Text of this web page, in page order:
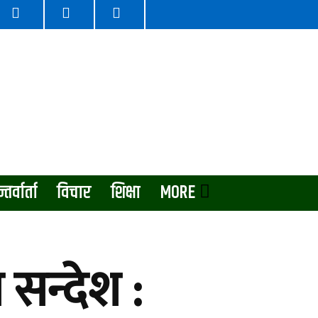
विचार शिक्षा MORE
सन्देश :